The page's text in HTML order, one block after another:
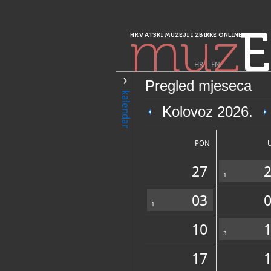
HRVATSKI MUZEJI I ZBIRKE ONLINE
muz
HR| EN
kalendar
Pregled mjeseca
Kolovoz 2026.
PON
27 1
1 03
10
3
17
PRETRAŽIVANJE
Sjeverozapadna
Galerija grada
OPĆI PODACI